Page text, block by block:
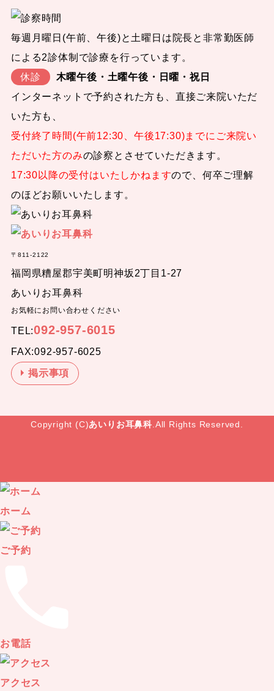
毎週月曜日(午前、午後)と土曜日は院長と非常勤医師
による2診体制で診療を行っています。
休診
木曜午後・土曜午後・日曜・祝日
インターネットで予約された方も、直接ご来院いただ
いた方も、
受付終了時間(午前12:30、午後17:30)までにご来院い
ただいた方のみの診察とさせていただきます。
17:30以降の受付はいたしかねますので、何卒ご理解
のほどお願いいたします。
〒811-2122
福岡県糟屋郡宇美町明神坂2丁目1-27
あいりお耳鼻科
お気軽にお問い合わせください
TEL:092-957-6015
FAX:092-957-6025
掲示事項
Copyright (C)あいりお耳鼻科 .All Rights Reserved.
ホーム
ご予約
お電話
アクセス